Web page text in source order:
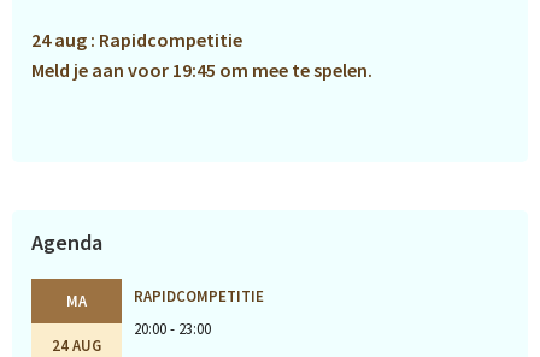
24 aug : Rapidcompetitie
Meld je aan voor 19:45 om mee te spelen.
Agenda
MA
24 AUG
RAPIDCOMPETITIE
20:00 - 23:00